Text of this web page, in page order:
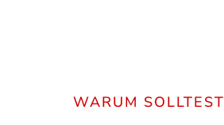
WARUM